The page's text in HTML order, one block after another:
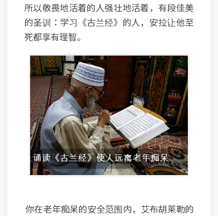
所以敬畏地活着的人强壮地活着，有段佳美
的圣训：学习《古兰经》的人，安拉让他至
死都享有理智。
你在老年痴呆的安全范围内，艾布胡莱勒的